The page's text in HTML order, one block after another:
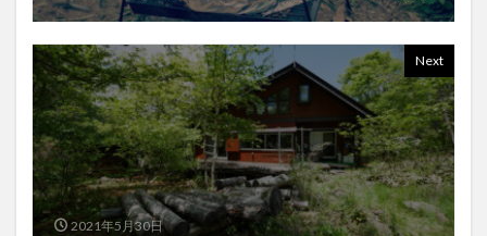
Next
2021年5月30日